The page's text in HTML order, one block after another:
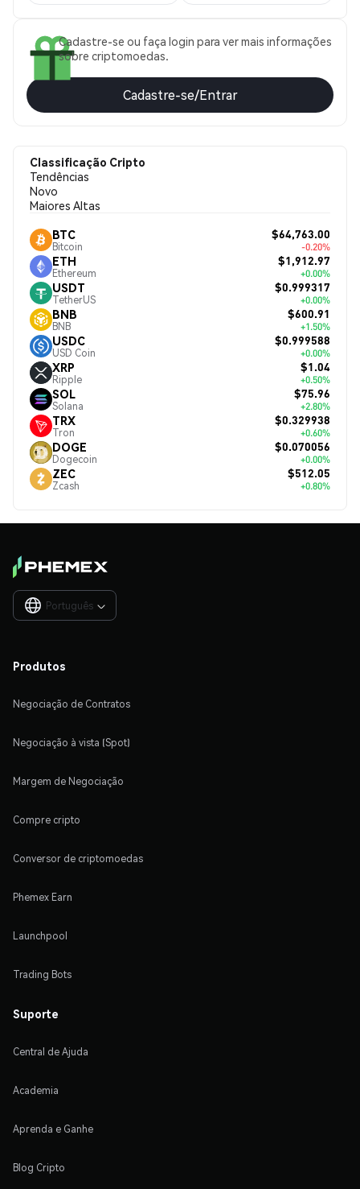
Cadastre-se ou faça login para ver mais informações
sobre criptomoedas.
Cadastre-se/Entrar
Classificação Cripto
Tendências
Novo
Maiores Altas
BTC
Bitcoin
$64,763.00
-0.20%
ETH
Ethereum
$1,912.97
+0.00%
USDT
TetherUS
$0.999317
+0.00%
BNB
BNB
$600.91
+1.50%
USDC
USD Coin
$0.999588
+0.00%
XRP
Ripple
$1.04
+0.50%
SOL
Solana
$75.96
+2.80%
TRX
Tron
$0.329938
+0.60%
DOGE
Dogecoin
$0.070056
+0.00%
ZEC
Zcash
$512.05
+0.80%
Português 
Produtos
Negociação de Contratos
Negociação à vista (Spot)
Margem de Negociação
Compre cripto
Conversor de criptomoedas
Phemex Earn
Launchpool
Trading Bots
Suporte
Central de Ajuda
Academia
Aprenda e Ganhe
Blog Cripto